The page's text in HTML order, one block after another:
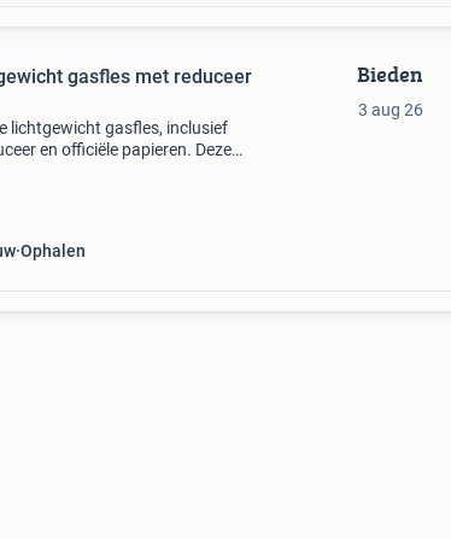
gasfles met reduceer
lichtgewicht gasfles, inclusief
en officiële papieren. Deze
Ophalen
Bieden
3 aug 26